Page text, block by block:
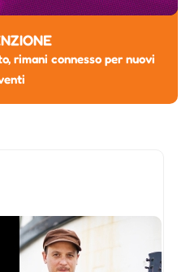
rimani connesso per nuovi